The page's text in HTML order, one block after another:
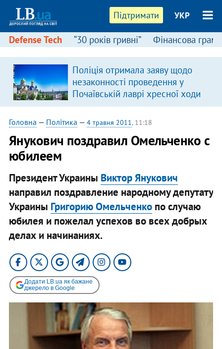
Підтримати УКР
Defense Tech “30 років гривні” Фінансова
Поліція отримала заяву щодо
незаконності проведення у
Почаївській лаврі хресної ходи
Головна — Політика — 4 травня 2011, 11:18
​Янукович поздравил Омельченко с
юбилеем
Президент Украины Виктор Янукович
направил поздравление народному депутату
Украины Григорию Омельченкопо случаю
юбилея и пожелал успехов во всех добрых
делах и начинаниях.
Додати LB.ua як бажане
джерело в Google